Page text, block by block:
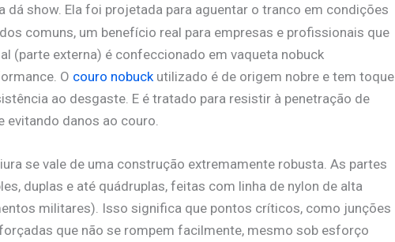
dá show. Ela foi projetada para aguentar o tranco em condições
comuns, um benefício real para empresas e profissionais que
(parte externa) é confeccionado em vaqueta nobuck
O couro nobuckutilizado é de origem nobre e tem toque
ao desgaste. E é tratado para resistir à penetração de
evitando danos ao couro.
se vale de uma construção extremamente robusta. As partes
duplas e até quádruplas, feitas com linha de nylon de alta
militares). Isso significa que pontos críticos, como junções
que não se rompem facilmente, mesmo sob esforço